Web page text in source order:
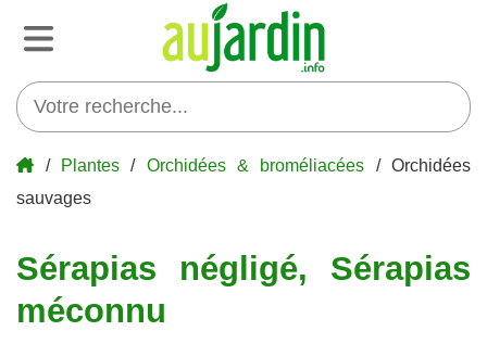
/ Plantes/ Orchidées & broméliacées / Orchidées
sauvages
Sérapias négligé, Sérapias
méconnu